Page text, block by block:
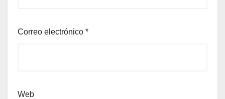
Correo electrónico *
Web